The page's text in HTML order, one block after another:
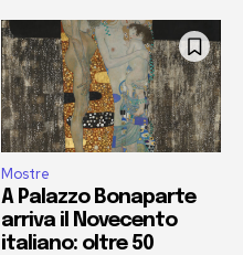
Mostre
A Palazzo Bonaparte
arriva il Novecento
italiano: oltre 50